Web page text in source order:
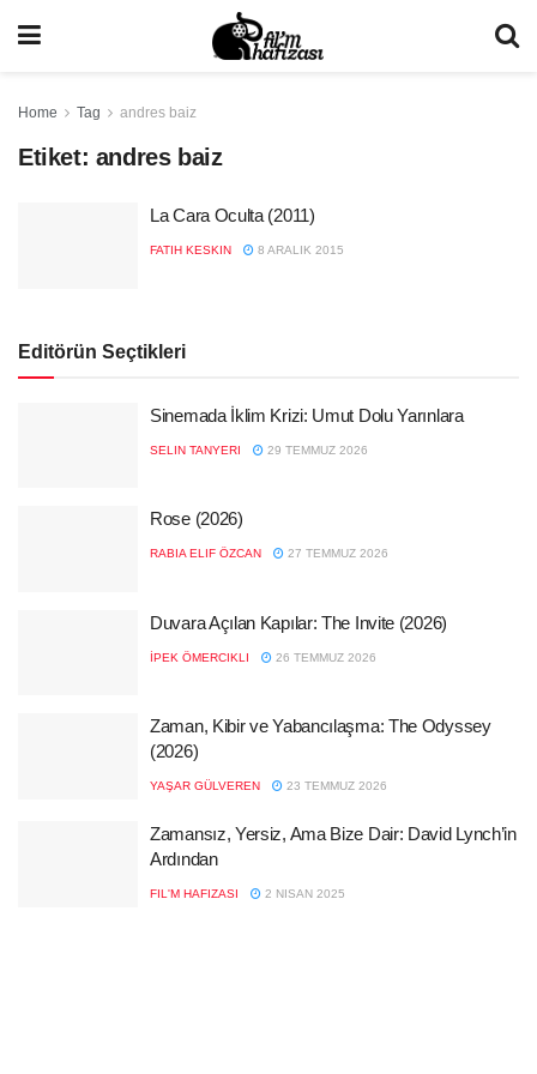
Home Tag andres baiz
Etiket: andres baiz
La Cara Oculta (2011)
FATIH KESKIN 8 ARALIK 2015
Editörün Seçtikleri
Sinemada İklim Krizi: Umut Dolu Yarınlara
SELIN TANYERI 29 TEMMUZ 2026
Rose (2026)
RABIA ELIF ÖZCAN 27 TEMMUZ 2026
Duvara Açılan Kapılar: The Invite (2026)
İPEK ÖMERCIKLI 26 TEMMUZ 2026
Zaman, Kibir ve Yabancılaşma: The Odyssey
(2026)
YAŞAR GÜLVEREN 23 TEMMUZ 2026
Zamansız, Yersiz, Ama Bize Dair: David Lynch’in
Ardından
FIL'M HAFIZASI 2 NISAN 2025